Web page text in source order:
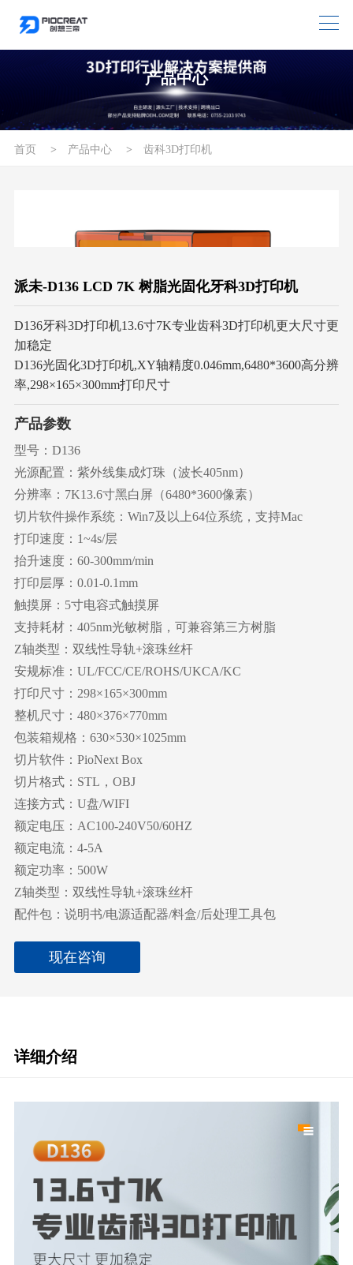
产品中心
首页 > 产品中心 > 齿科3D打印机
派未-D136 LCD 7K 树脂光固化牙科3D打印机
D136牙科3D打印机13.6寸7K专业齿科3D打印机更大尺寸更
加稳定
D136光固化3D打印机,XY轴精度0.046mm,6480*3600高分辨
率,298×165×300mm打印尺寸
产品参数
型号：D136
光源配置：紫外线集成灯珠（波长405nm）
分辨率：7K13.6寸黑白屏（6480*3600像素）
切片软件操作系统：Win7及以上64位系统，支持Mac
打印速度：1~4s/层
抬升速度：60-300mm/min
打印层厚：0.01-0.1mm
触摸屏：5寸电容式触摸屏
支持耗材：405nm光敏树脂，可兼容第三方树脂
Z轴类型：双线性导轨+滚珠丝杆
安规标准：UL/FCC/CE/ROHS/UKCA/KC
打印尺寸：298×165×300mm
整机尺寸：480×376×770mm
包装箱规格：630×530×1025mm
切片软件：PioNext Box
切片格式：STL，OBJ
连接方式：U盘/WIFI
额定电压：AC100-240V50/60HZ
额定电流：4-5A
额定功率：500W
Z轴类型：双线性导轨+滚珠丝杆
配件包：说明书/电源适配器/料盒/后处理工具包
现在咨询
详细介绍